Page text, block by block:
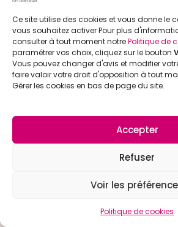
Ce site utilise des cookies et vous donne le
vous souhaitez activer Pour plus
consulter à tout moment notrePolitique de
paramétrer vos choix, cliquez sur le bouton
Vous pouvez changer d'avis et modifier
faire valoir votre droit d'opposition à tout
Gérer les cookies en bas de page du site.
Accepter
Refuser
Voir les
Politique de cookies
Nous rencontrer
1 rue du Maréchal Joffre
cs4saisons.fr